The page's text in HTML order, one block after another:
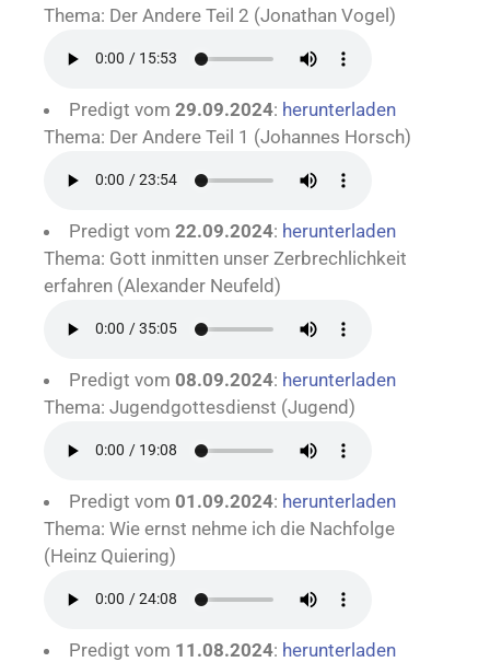
Thema: Der Andere Teil 2 (Jonathan Vogel)
Predigt vom 29.09.2024: herunterladen
Thema: Der Andere Teil 1 (Johannes Horsch)
Predigt vom 22.09.2024: herunterladen
Thema: Gott inmitten unser Zerbrechlichkeit
erfahren (Alexander Neufeld)
Predigt vom 08.09.2024: herunterladen
Thema: Jugendgottesdienst (Jugend)
Predigt vom 01.09.2024: herunterladen
Thema: Wie ernst nehme ich die Nachfolge
(Heinz Quiering)
Predigt vom 11.08.2024: herunterladen